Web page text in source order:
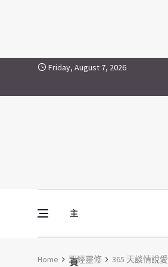
Skip to contentFriday, August 7, 2026
主
頁
Vine Media
葡萄樹傳媒
Home 聖經靈修 365 天談情說愛